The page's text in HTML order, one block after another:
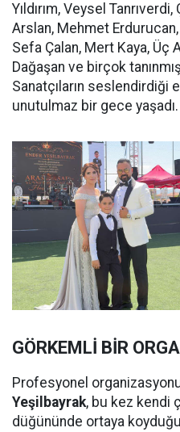
Yıldırım, Veysel
Arslan, Mehmet
Sefa Çalan, Mert Kaya, Üç
Dağaşan ve birçok
Sanatçıların seslendirdiği
unutulmaz bir gece yaşadı.
GÖRKEMLİ BİR
Profesyonel
Yeşilbayrak, bu kez kendi
düğününde ortaya